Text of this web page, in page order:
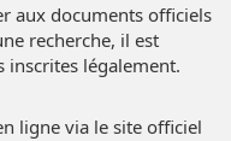
aux documents officiels
recherche, il est
inscrites légalement.
ligne via le site officiel